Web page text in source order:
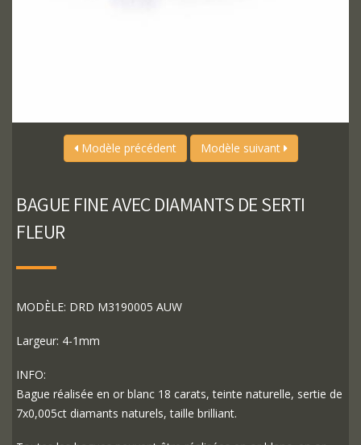
Modèle précédent Modèle suivant
BAGUE FINE AVEC DIAMANTS DE SERTI
FLEUR
MODÈLE: DRD M3190005 AUW
Largeur: 4-1mm
INFO:
Bague réalisée en or blanc 18 carats, teinte naturelle, sertie de
7x0,005ct diamants naturels, taille brilliant.